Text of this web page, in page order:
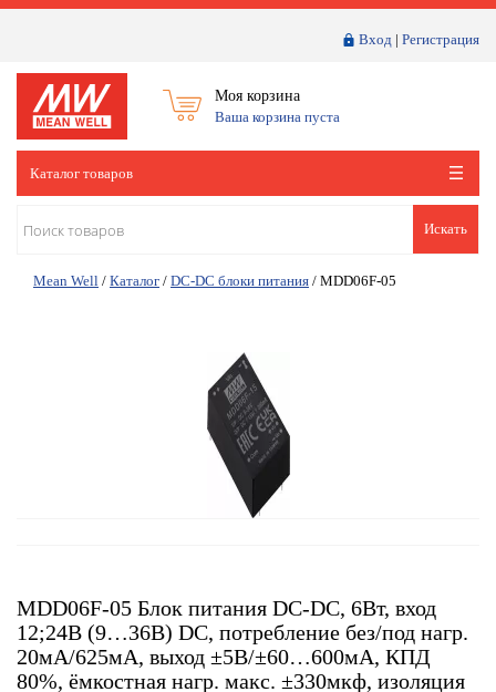
Вход | Регистрация
Моя корзина
Ваша корзина пуста
Каталог товаров
Искать
Mean Well / Каталог / DC-DC блоки питания / MDD06F-05
MDD06F-05 Блок питания DC-DC, 6Вт, вход
12;24В (9…36В) DC, потребление без/под нагр.
20мА/625мА, выход ±5В/±60…600мА, КПД
80%, ёмкостная нагр. макс. ±330мкф, изоляция